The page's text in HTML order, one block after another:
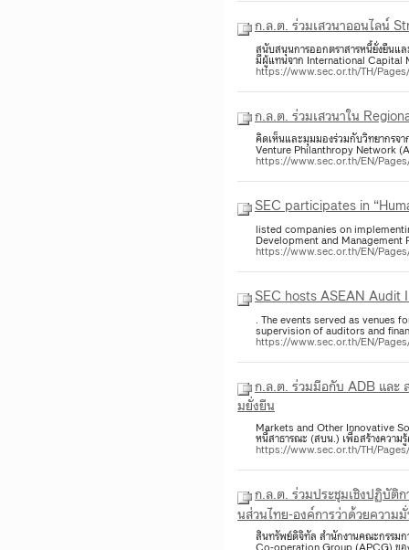
ก.ล.ต. ร่วมเสวนาออนไลน์
สนับสนุนการออกตราสารหนี้ยั่งยืนแล
มีผู้แทนจาก International
https://www.sec.or.th/TH/
ก.ล.ต. ร่วมเสวนาใน
คิดเห็นและมุมมองร่วมกับวิทยากร
Venture Philanthropy Network
https://www.sec.or.th/EN/
SEC participates in
listed companies on
Development and
https://www.sec.or.th/EN/
SEC hosts ASEAN Audit
. The events served as venues
supervision of auditors and
https://www.sec.or.th/EN/
ก.ล.ต. ร่วมมือกับ ADB และ
มยั่งยืน
Markets and Other Innovative
หนี้สาธารณะ (สบน.) เพื่อสร้างความ
https://www.sec.or.th/TH/
ก.ล.ต. ร่วมประชุมเชิงปฏิบัติ
นส่วนไทย-องค์การว่าด้วยความ
สินทรัพย์ดิจิทัล สำนักงานคณะกรรม